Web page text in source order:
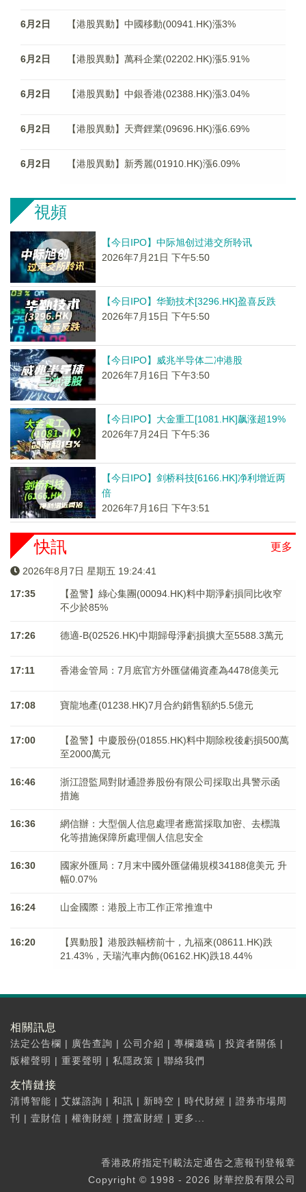
6月2日 【港股異動】中國移動(00941.HK)漲3%
6月2日 【港股異動】萬科企業(02202.HK)漲5.91%
6月2日 【港股異動】中銀香港(02388.HK)漲3.04%
6月2日 【港股異動】天齊鋰業(09696.HK)漲6.69%
6月2日 【港股異動】新秀麗(01910.HK)漲6.09%
視頻
【今日IPO】中际旭创过港交所聆讯
2026年7月21日 下午5:50
【今日IPO】华勤技术[3296.HK]盈喜反跌
2026年7月15日 下午5:50
【今日IPO】威兆半导体二冲港股
2026年7月16日 下午3:50
【今日IPO】大金重工[1081.HK]飙涨超19%
2026年7月24日 下午5:36
【今日IPO】剑桥科技[6166.HK]净利增近两
倍
2026年7月16日 下午3:51
更多
快訊
2026年8月7日 星期五 19:24:41
17:35
【盈警】綠心集團(00094.HK)料中期淨虧損同比收窄
不少於85%
17:26 德適-B(02526.HK)中期歸母淨虧損擴大至5588.3萬元
17:11 香港金管局：7月底官方外匯儲備資產為4478億美元
17:08 寶龍地產(01238.HK)7月合約銷售額約5.5億元
17:00
【盈警】中慶股份(01855.HK)料中期除稅後虧損500萬
至2000萬元
16:46
浙江證監局對財通證券股份有限公司採取出具警示函
措施
16:36
網信辦：大型個人信息處理者應當採取加密、去標識
化等措施保障所處理個人信息安全
16:30
國家外匯局：7月末中國外匯儲備規模34188億美元 升
幅0.07%
16:24 山金國際：港股上市工作正常推進中
16:20
【異動股】港股跌幅榜前十，九福來(08611.HK)跌
21.43%，天瑞汽車内飾(06162.HK)跌18.44%
相關訊息
法定公告欄 | 廣告查詢 | 公司介紹 | 專欄邀稿 | 投資者關係 |
版權聲明 | 重要聲明 | 私隱政策 | 聯絡我們
友情鏈接
清博智能 | 艾媒諮詢 | 和訊 | 新時空 | 時代財經 | 證券市場周
刊
| 壹財信 | 權衡財經 | 攬富財經 | 更多...
香港政府指定刊載法定通告之憲報刊登報章
Copyright © 1998 - 2026 財華控股有限公司